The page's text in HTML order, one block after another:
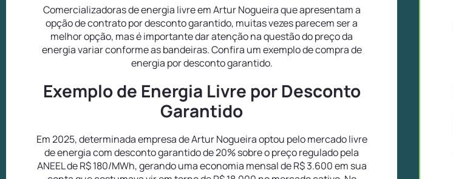
Comercializadoras de energia livre em Artur Nogueira que apresentam a
opção de contrato por desconto garantido, muitas vezes parecem ser a
melhor opção, mas é importante dar atenção na questão do preço da
energia variar conforme as bandeiras. Confira um exemplo de compra de
energia por desconto garantido.
Exemplo de Energia Livre por Desconto
Garantido
Em 2025, determinada empresa de Artur Nogueira optou pelo mercado livre
de energia com desconto garantido de 20% sobre o preço regulado pela
ANEEL de R$ 180/MWh, gerando uma economia mensal de R$ 3.600 em sua